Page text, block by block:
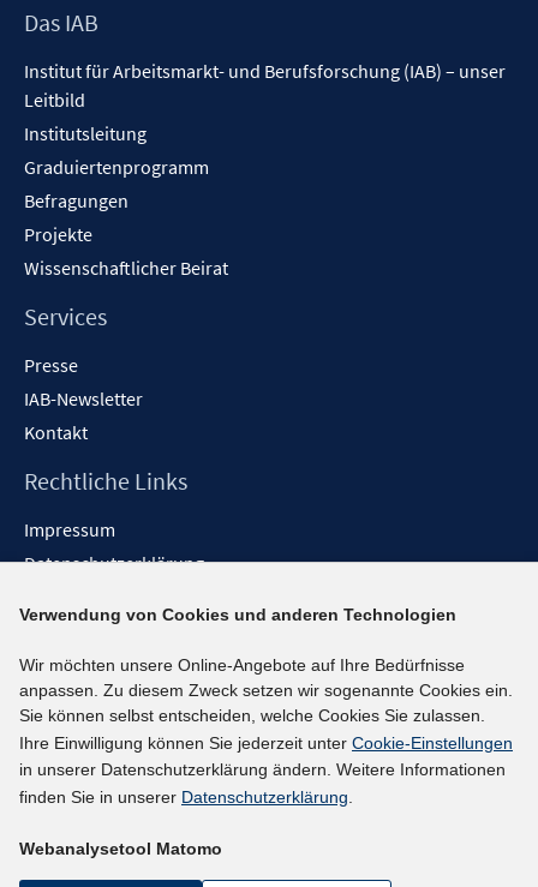
Footer
Das IAB
Institut für Arbeitsmarkt- und Berufsforschung (IAB) – unser
Leitbild
Institutsleitung
Graduiertenprogramm
Befragungen
Projekte
Wissenschaftlicher Beirat
Services
Presse
IAB-Newsletter
Kontakt
Rechtliche Links
Impressum
Datenschutzerklärung
Barrieren melden
Social-Media-Kanäle
BlueSky
YouTube
LinkedIn
kununu
Verwendung von Cookies und anderen Technologien
Wir möchten unsere Online-Angebote auf Ihre Bedürfnisse
anpassen. Zu diesem Zweck setzen wir sogenannte Cookies ein.
Sie können selbst entscheiden, welche Cookies Sie zulassen.
Ihre Einwilligung können Sie jederzeit unter Cookie-Einstellungen
in unserer Datenschutzerklärung ändern. Weitere Informationen
finden Sie in unserer Datenschutzerklärung.
Webanalysetool Matomo